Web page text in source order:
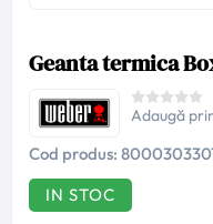
Geanta termica
Adaugă
Cod produs:
IN STOC